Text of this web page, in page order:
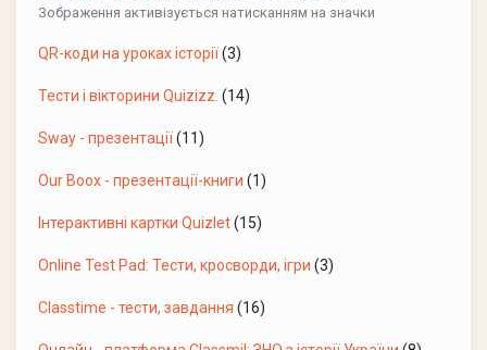
Зображення активізується натисканням на значки
QR-коди на уроках історії(3)
Тести і вікторини Quizizz. (14)
Sway - презентації(11)
Our Boox - презентації-книги (1)
Інтерактивні картки Quizlet(15)
Online Test Pad: Тести, кросворди, ігри (3)
Classtime - тести, завдання (16)